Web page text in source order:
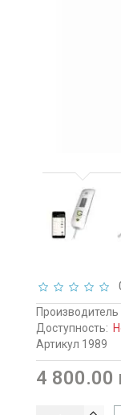
Производитель
Доступность:
Артикул 1989
4 800.00